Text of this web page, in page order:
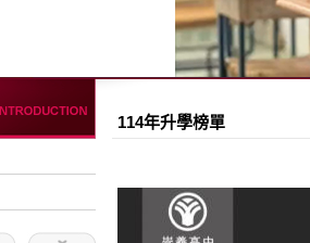
114年升學榜單